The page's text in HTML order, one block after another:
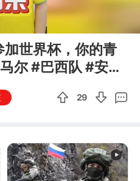
世界杯，你的青
尔 #巴西队 #安切
伟...
29